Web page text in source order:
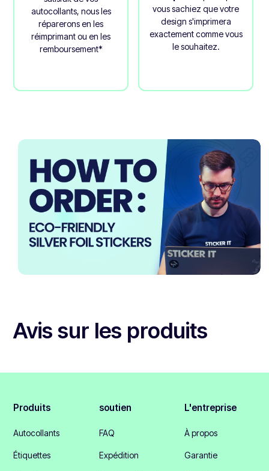
autocollants, nous les
réparerons en les
réimprimant ou en les
remboursement*
vous sachiez que votre
design s'imprimera
exactement comme vous
le souhaitez.
Avis sur les produits
Produits
Autocollants
Étiquettes
soutien
FAQ
Expédition
L'entreprise
À propos
Garantie